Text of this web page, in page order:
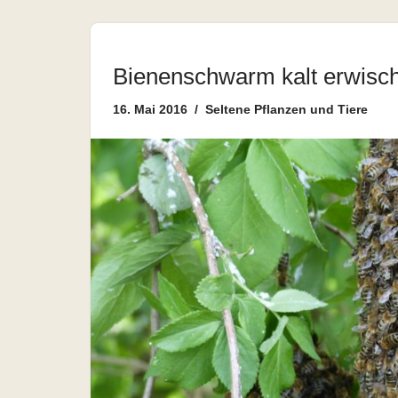
Bienenschwarm kalt
16. Mai 2016 Seltene Pflanzen und Tiere